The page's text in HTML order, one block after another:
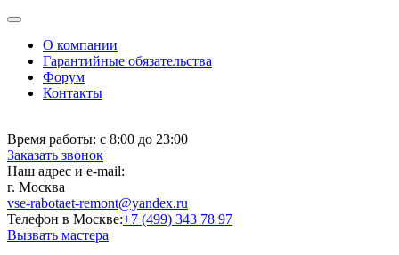
О компании
Гарантийные обязательства
Форум
Контакты
Время работы: с 8:00 до 23:00
Заказать звонок
Наш адрес и e-mail:
г. Москва
vse-rabotaet-remont@yandex.ru
Телефон в Москве:+7 (499) 343 78 97
Вызвать мастера